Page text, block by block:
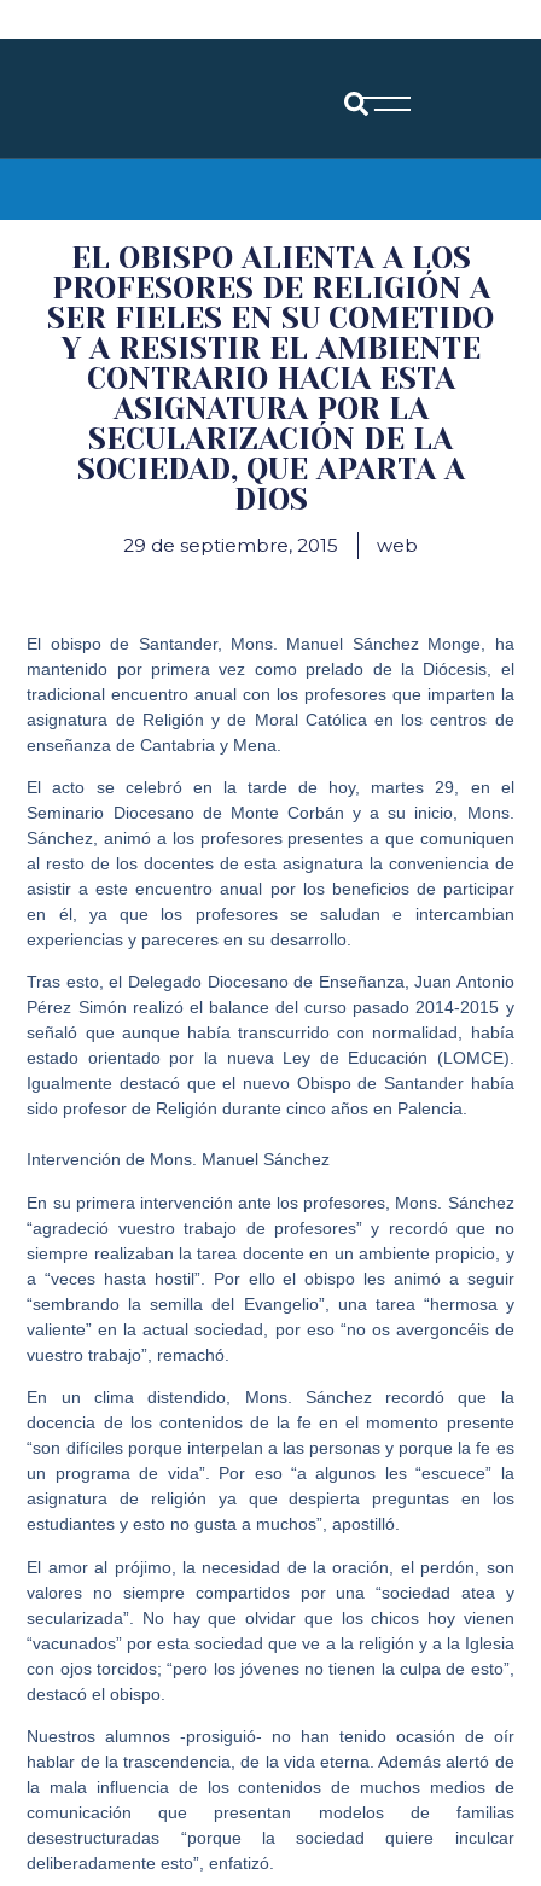
EL OBISPO ALIENTA A LOS
PROFESORES DE RELIGIÓN A
SER FIELES EN SU COMETIDO
Y A RESISTIR EL AMBIENTE
CONTRARIO HACIA ESTA
ASIGNATURA POR LA
SECULARIZACIÓN DE LA
SOCIEDAD, QUE APARTA A
DIOS
29 de septiembre, 2015 web
El obispo de Santander, Mons. Manuel Sánchez Monge, ha
mantenido por primera vez como prelado de la Diócesis, el
tradicional encuentro anual con los profesores que imparten la
asignatura de Religión y de Moral Católica en los centros de
enseñanza de Cantabria y Mena.
El acto se celebró en la tarde de hoy, martes 29, en el
Seminario Diocesano de Monte Corbán y a su inicio, Mons.
Sánchez, animó a los profesores presentes a que comuniquen
al resto de los docentes de esta asignatura la conveniencia de
asistir a este encuentro anual por los beneficios de participar
en él, ya que los profesores se saludan e intercambian
experiencias y pareceres en su desarrollo.
Tras esto, el Delegado Diocesano de Enseñanza, Juan Antonio
Pérez Simón realizó el balance del curso pasado 2014-2015 y
señaló que aunque había transcurrido con normalidad, había
estado orientado por la nueva Ley de Educación (LOMCE).
Igualmente destacó que el nuevo Obispo de Santander había
sido profesor de Religión durante cinco años en Palencia.
Intervención de Mons. Manuel Sánchez
En su primera intervención ante los profesores, Mons. Sánchez
“agradeció vuestro trabajo de profesores” y recordó que no
siempre realizaban la tarea docente en un ambiente propicio, y
a “veces hasta hostil”. Por ello el obispo les animó a seguir
“sembrando la semilla del Evangelio”, una tarea “hermosa y
valiente” en la actual sociedad, por eso “no os avergoncéis de
vuestro trabajo”, remachó.
En un clima distendido, Mons. Sánchez recordó que la
docencia de los contenidos de la fe en el momento presente
“son difíciles porque interpelan a las personas y porque la fe es
un programa de vida”. Por eso “a algunos les “escuece” la
asignatura de religión ya que despierta preguntas en los
estudiantes y esto no gusta a muchos”, apostilló.
El amor al prójimo, la necesidad de la oración, el perdón, son
valores no siempre compartidos por una “sociedad atea y
secularizada”. No hay que olvidar que los chicos hoy vienen
“vacunados” por esta sociedad que ve a la religión y a la Iglesia
con ojos torcidos; “pero los jóvenes no tienen la culpa de esto”,
destacó el obispo.
Nuestros alumnos -prosiguió- no han tenido ocasión de oír
hablar de la trascendencia, de la vida eterna. Además alertó de
la mala influencia de los contenidos de muchos medios de
comunicación que presentan modelos de familias
desestructuradas “porque la sociedad quiere inculcar
deliberadamente esto”, enfatizó.